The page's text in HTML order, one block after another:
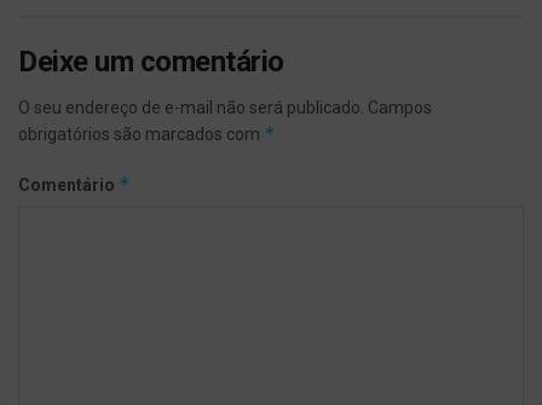
Deixe um comentário
O seu endereço de e-mail não será publicado. Campos
obrigatórios são marcados com *
Comentário *